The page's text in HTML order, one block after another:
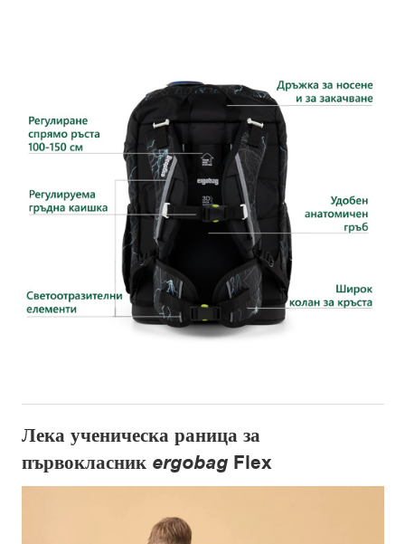
Лека ученическа раница за
първокласник ergobag Flex